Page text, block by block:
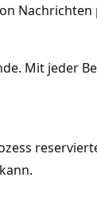
Nachrichten
Mit jeder